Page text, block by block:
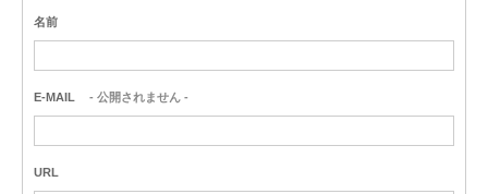
名前
E-MAIL - 公開されません -
URL